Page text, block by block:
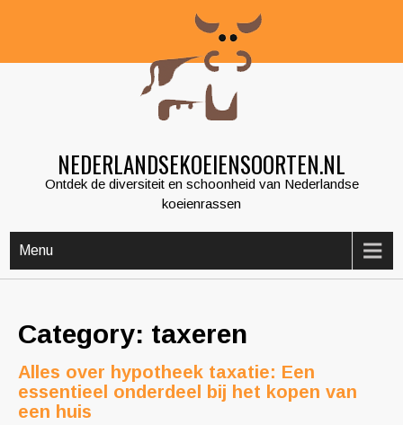
NEDERLANDSEKOEIENSOORTEN.NL
Ontdek de diversiteit en schoonheid van Nederlandse
koeienrassen
Menu
Category: taxeren
Alles over hypotheek taxatie: Een
essentieel onderdeel bij het kopen van
een huis